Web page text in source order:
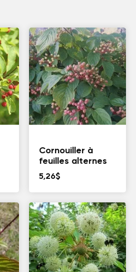
Cornouiller à
feuilles alternes
5,26$